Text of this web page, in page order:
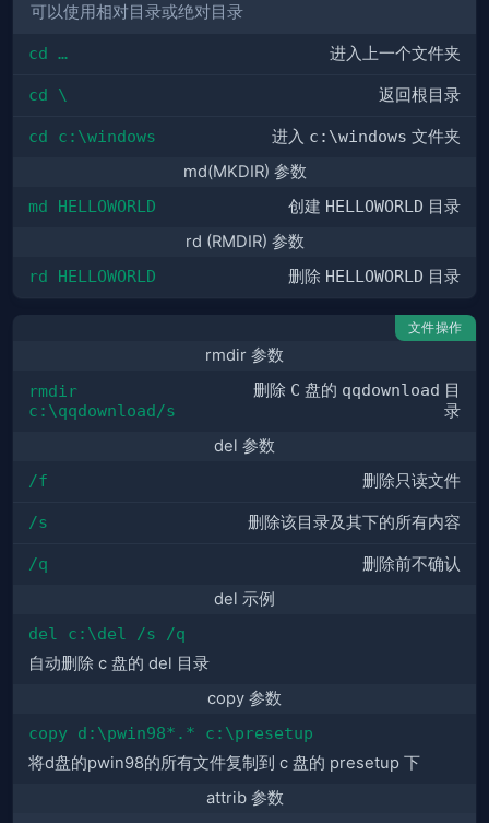
可以使用相对目录或绝对目录
cd … 进入上一个文件夹
cd \ 返回根目录
cd c:\windows 进入 c:\windows 文件夹
md(MKDIR) 参数
md HELLOWORLD 创建 HELLOWORLD 目录
rd (RMDIR) 参数
rd HELLOWORLD 删除 HELLOWORLD 目录
文件操作
rmdir 参数
rmdir
c:\qqdownload/s
删除 C 盘的 qqdownload 目
录
del 参数
/f 删除只读文件
/s 删除该目录及其下的所有内容
/q
删除前不确认
del 示例
del c:\del /s /q
自动删除 c 盘的 del 目录
copy 参数
copy d:\pwin98*.* c:\presetup
将d盘的pwin98的所有文件复制到 c 盘的 presetup 下
attrib 参数